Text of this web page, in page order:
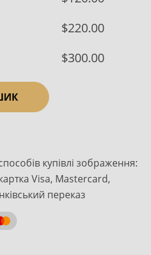
$220.00
$300.00
купівлі зображення:
Visa, Mastercard,
переказ